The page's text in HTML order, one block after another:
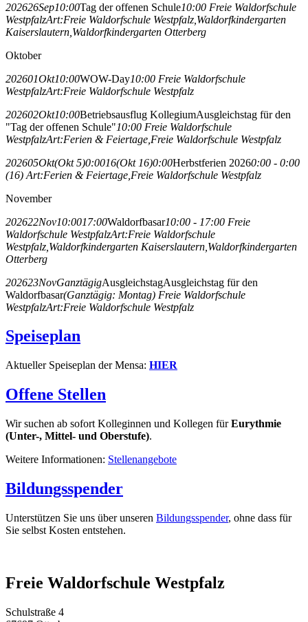
202626Sep10:00Tag der offenen Schule10:00 Freie Waldorfschule
WestpfalzArt:Freie Waldorfschule Westpfalz, Waldorfkindergarten
Kaiserslautern, Waldorfkindergarten Otterberg
Oktober
202601Okt10:00WOW-Day10:00 Freie Waldorfschule
WestpfalzArt:Freie Waldorfschule Westpfalz
202602Okt10:00Betriebsausflug KollegiumAusgleichstag für den
"Tag der offenen Schule"10:00 Freie Waldorfschule
WestpfalzArt:Ferien & Feiertage, Freie Waldorfschule Westpfalz
202605Okt(Okt 5)0:0016(Okt 16)0:00Herbstferien 20260:00 - 0:00
(16) Art:Ferien & Feiertage, Freie Waldorfschule Westpfalz
November
202622Nov10:0017:00Waldorfbasar10:00 - 17:00 Freie
Waldorfschule WestpfalzArt:Freie Waldorfschule
Westpfalz, Waldorfkindergarten Kaiserslautern, Waldorfkindergarten
Otterberg
202623NovGanztägigAusgleichstagAusgleichstag für den
Waldorfbasar(Ganztägig: Montag) Freie Waldorfschule
WestpfalzArt:Freie Waldorfschule Westpfalz
Speiseplan
Aktueller Speiseplan der Mensa: HIER
Offene Stellen
Wir suchen ab sofort Kolleginnen und Kollegen fürEurythmie
(Unter-, Mittel- und Oberstufe).
Weitere Informationen: Stellenangebote
Bildungsspender
Unterstützen Sie uns über unseren Bildungsspender, ohne dass für
Sie selbst Kosten entstehen.
Freie Waldorfschule Westpfalz
Schulstraße 4